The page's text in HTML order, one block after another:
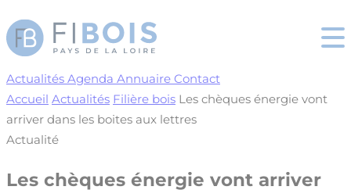
Actualités Agenda Annuaire Contact
Accueil Actualités Filière bois Les chèques énergie vont
arriver dans les boites aux lettres
Actualité
Les chèques énergie vont arriver